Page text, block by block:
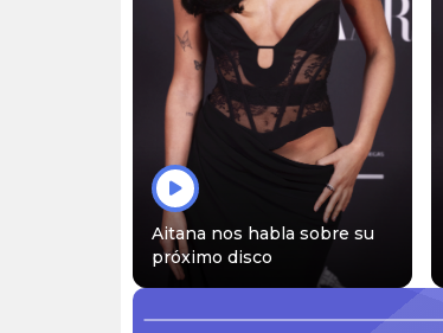
Aitana nos habla sobre su
próximo disco